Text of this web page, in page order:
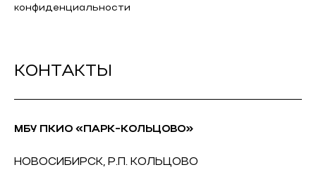
конфиденциальности
КОНТАКТЫ
МБУ ПКИО «ПАРК-КОЛЬЦОВО»
НОВОСИБИРСК, Р.П. КОЛЬЦОВО